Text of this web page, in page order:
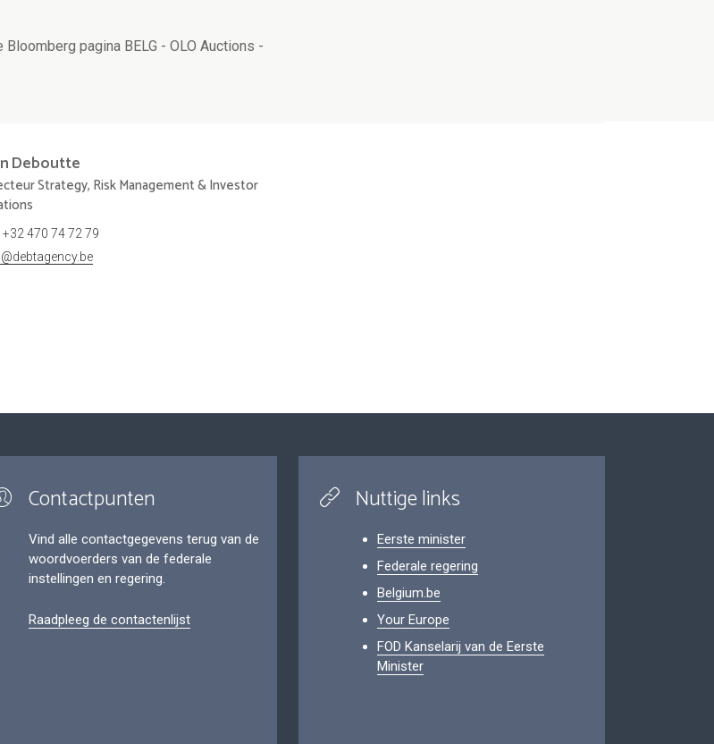
pagina BELG - OLO Auctions -
Deboutte
Strategy, Risk Management & Investor
+32 470 74 72 79
Contactpunten
Vind alle contactgegevens terug van de
woordvoerders van de federale
instellingen en regering.
Raadpleeg de contactenlijst
Nuttige links
Eerste minister
Federale regering
Belgium.be
Your Europe
FOD Kanselarij van de Eerste
Minister